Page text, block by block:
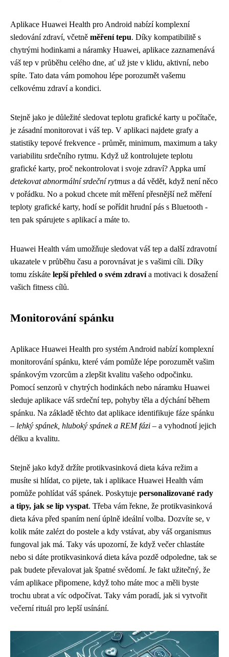
Aplikace Huawei Health pro Android nabízí komplexní
sledování zdraví, včetně měření tepu. Díky kompatibilitě s
chytrými hodinkami a náramky Huawei, aplikace zaznamenává
váš tep v průběhu celého dne, ať už jste v klidu, aktivní, nebo
spíte. Tato data vám pomohou lépe porozumět vašemu
celkovému zdraví a kondici.
Stejně jako je důležité sledovat teplotu grafické karty u počítače,
je zásadní monitorovat i váš tep. V aplikaci najdete grafy a
statistiky tepové frekvence - průměr, minimum, maximum a taky
variabilitu srdečního rytmu. Když už kontrolujete teplotu
grafické karty, proč nekontrolovat i svoje zdraví? Appka umí
detekovat abnormální srdeční rytmus a dá vědět, když není něco
v pořádku. No a pokud chcete mít měření přesnější než měření
teploty grafické karty, hodí se pořídit hrudní pás s Bluetooth -
ten pak spárujete s aplikací a máte to.
Huawei Health vám umožňuje sledovat váš tep a další zdravotní
ukazatele v průběhu času a porovnávat je s vašimi cíli. Díky
tomu získáte lepší přehled o svém zdravía motivaci k dosažení
vašich fitness cílů.
Monitorování spánku
Aplikace Huawei Health pro systém Android nabízí komplexní
monitorování spánku, které vám pomůže lépe porozumět vašim
spánkovým vzorcům a zlepšit kvalitu vašeho odpočinku.
Pomocí senzorů v chytrých hodinkách nebo náramku Huawei
sleduje aplikace váš srdeční tep, pohyby těla a dýchání během
spánku. Na základě těchto dat aplikace identifikuje fáze spánku
– lehký spánek, hluboký spánek a REM fázi – a vyhodnotí jejich
délku a kvalitu.
Stejně jako když držíte protikvasinková dieta káva režim a
musíte si hlídat, co pijete, tak i aplikace Huawei Health vám
pomůže pohlídat váš spánek. Poskytuje personalizované rady
a tipy, jak se líp vyspat. Třeba vám řekne, že protikvasinková
dieta káva před spaním není úplně ideální volba. Dozvíte se, v
kolik máte zalézt do postele a kdy vstávat, aby váš organismus
fungoval jak má. Taky vás upozorní, že když večer chlastáte
nebo si dáte protikvasinková dieta káva pozdě odpoledne, tak se
pak budete převalovat jak špatné svědomí. Je fakt užitečný, že
vám aplikace připomene, když toho máte moc a měli byste
trochu ubrat a víc odpočívat. Taky vám poradí, jak si vytvořit
večerní rituál pro lepší usínání.